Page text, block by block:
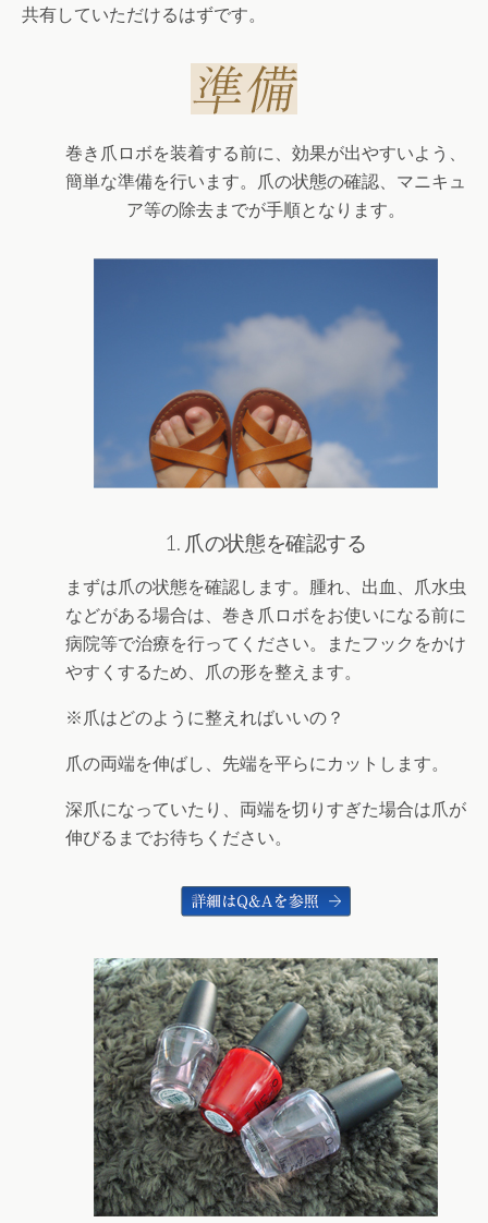
共有していただけるはずです。
巻き爪ロボを装着する前に、効果が出やすいよう、
簡単な準備を行います。爪の状態の確認、マニキュ
ア等の除去までが手順となります。
1. 爪の状態を確認する
まずは爪の状態を確認します。腫れ、出血、爪水虫
などがある場合は、巻き爪ロボをお使いになる前に
病院等で治療を行ってください。またフックをかけ
やすくするため、爪の形を整えます。
※爪はどのように整えればいいの？
爪の両端を伸ばし、先端を平らにカットします。
深爪になっていたり、両端を切りすぎた場合は爪が
伸びるまでお待ちください。